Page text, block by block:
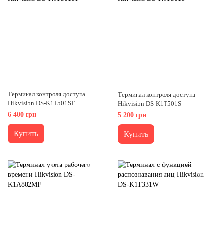
Терминал контроля доступа
Hikvision DS-K1T501SF
6 400 грн
Купить
Терминал контроля доступа
Hikvision DS-K1T501S
5 200 грн
Купить